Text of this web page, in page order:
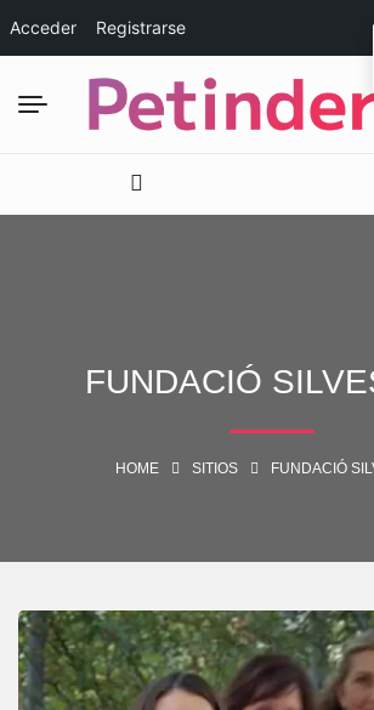
Acceder Registrarse
FUNDACIÓ
HOME SITIOS FUNDACIÓ